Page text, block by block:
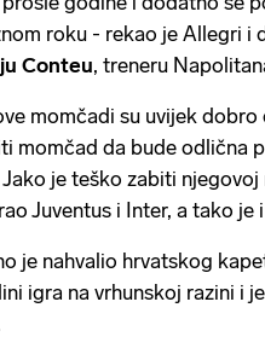
roku - rekao je Allegri i
Conteu, treneru
momčadi su uvijek dobro
momčad da bude odlična
je teško zabiti
Juventus i Inter, a tako je
je nahvalio hrvatskog
igra na vrhunskoj razini i